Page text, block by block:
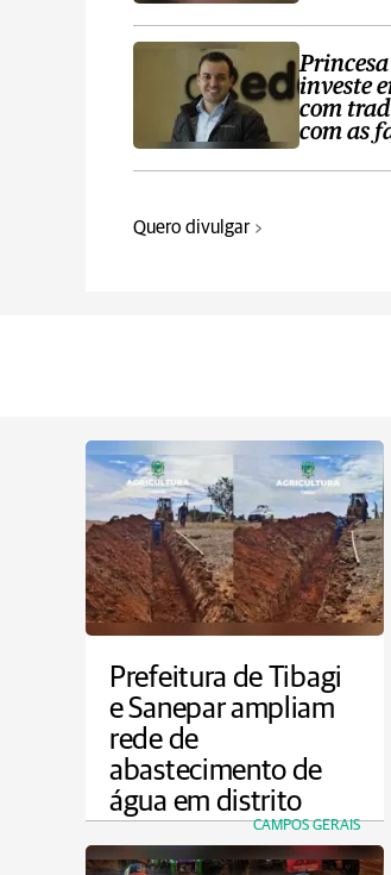
investe
com
com as
Quero divulgar
Prefeitura de Tibagi
e Sanepar ampliam
rede de
abastecimento de
água em distrito
CAMPOS GERAIS